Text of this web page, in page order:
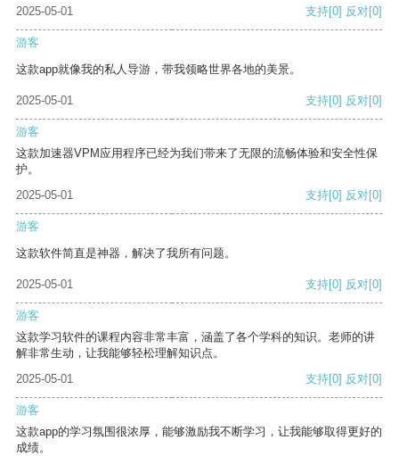
2025-05-01 支持[0] 反对[0]
游客
这款app就像我的私人导游，带我领略世界各地的美景。
2025-05-01 支持[0] 反对[0]
游客
这款加速器VPM应用程序已经为我们带来了无限的流畅体验和安全性保
护。
2025-05-01
支持[0] 反对[0]
游客
这款软件简直是神器，解决了我所有问题。
2025-05-01 支持[0] 反对[0]
游客
这款学习软件的课程内容非常丰富，涵盖了各个学科的知识。老师的讲
解非常生动，让我能够轻松理解知识点。
2025-05-01
支持[0] 反对[0]
游客
这款app的学习氛围很浓厚，能够激励我不断学习，让我能够取得更好的
成绩。